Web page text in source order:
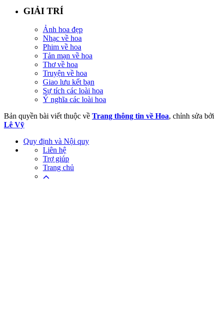
GIẢI TRÍ
Ảnh hoa đẹp
Nhạc về hoa
Phim về hoa
Tản mạn về hoa
Thơ về hoa
Truyện về hoa
Giao lưu kết bạn
Sự tích các loài hoa
Ý nghĩa các loài hoa
Bản quyền bài viết thuộc về Trang thông tin về Hoa, chỉnh sửa bởi
Lê Vỹ
Quy định và Nội quy
Liên hệ
Trợ giúp
Trang chủ